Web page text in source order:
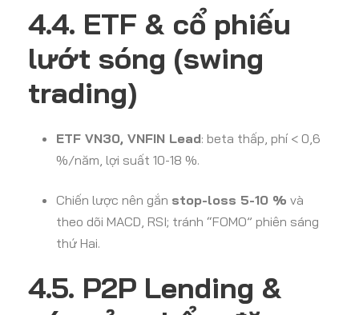
4.4. ETF & cổ phiếu
lướt sóng (swing
trading)
ETF VN30, VNFIN Lead: beta thấp, phí < 0,6
%/năm, lợi suất 10-18 %.
Chiến lược nên gắn stop-loss 5-10 % và
theo dõi MACD, RSI; tránh “FOMO” phiên sáng
thứ Hai.
4.5. P2P Lending &